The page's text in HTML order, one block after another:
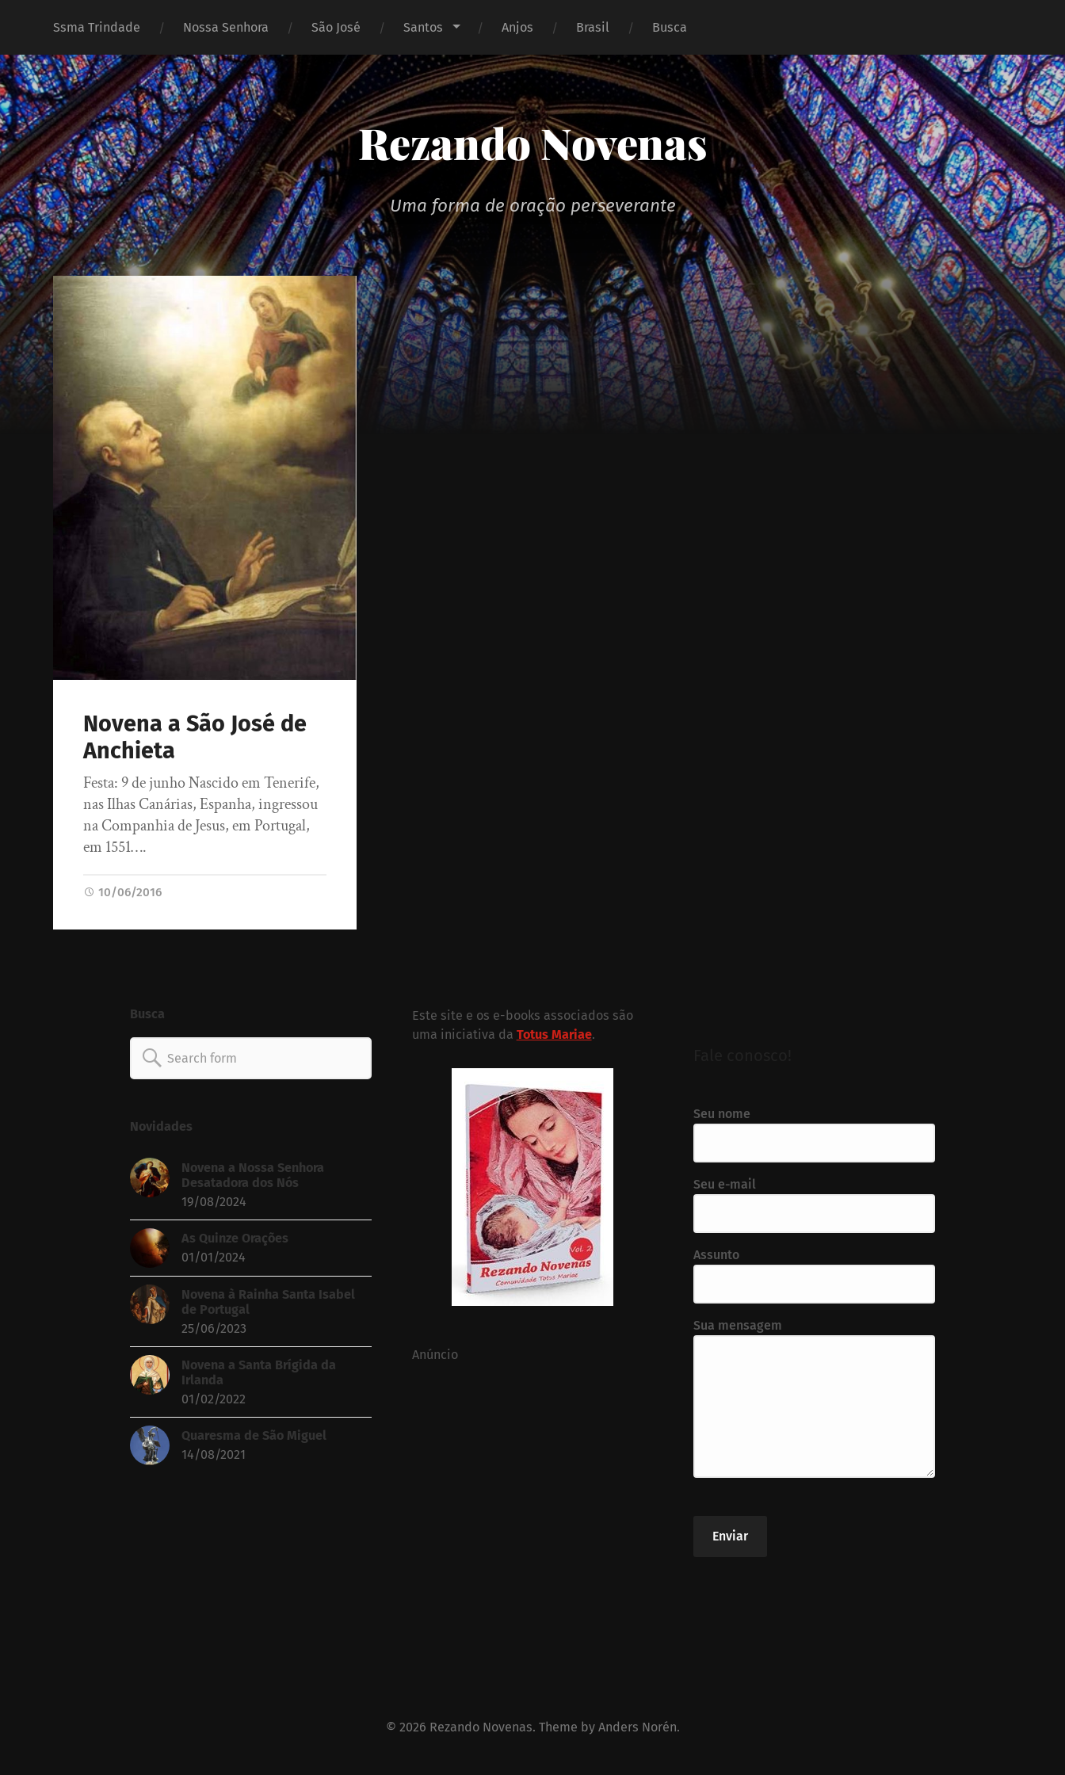
Ssma Trindade Nossa Senhora São José Santos Anjos Brasil Busca
Rezando Novenas
Uma forma de oração perseverante
Novena a São José de
Anchieta
Festa: 9 de junho Nascido em Tenerife,
nas Ilhas Canárias, Espanha, ingressou
na Companhia de Jesus, em Portugal,
em 1551….
10/06/2016
Busca
Search
for:
Novidades
Novena a Nossa Senhora
Desatadora dos Nós
19/08/2024
As Quinze Orações
01/01/2024
Novena à Rainha Santa Isabel
de Portugal
25/06/2023
Novena a Santa Brígida da
Irlanda
01/02/2022
Quaresma de São Miguel
14/08/2021
Este site e os e-books associados são
uma iniciativa da Totus Mariae.
Anúncio
Seu nome
Seu e-mail
Assunto
Sua mensagem
© 2026 Rezando Novenas. Theme by Anders Norén.